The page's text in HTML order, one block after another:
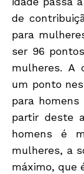
de
para
ser 96
mulheres. A
um ponto
para
partir deste
homens é
mulheres, a
máximo, que